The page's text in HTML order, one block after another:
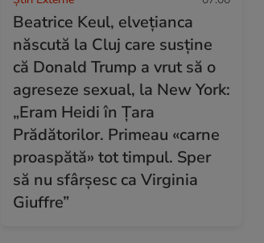
Beatrice Keul, elvețianca
născută la Cluj care susține
că Donald Trump a vrut să o
agreseze sexual, la New York:
„Eram Heidi în Țara
Prădătorilor. Primeau «carne
proaspătă» tot timpul. Sper
să nu sfârșesc ca Virginia
Giuffre”